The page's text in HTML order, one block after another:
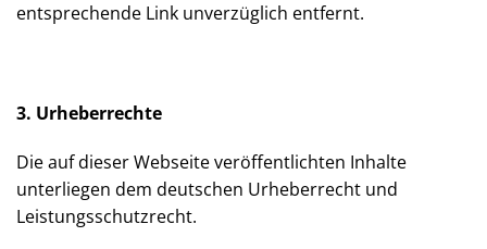
Website-Betreiber nicht zumutbar.
entsprechende Link unverzüglich entfernt.
3. Urheberrechte
HIGHLIGHT – UNSER BBQ BUFFET –